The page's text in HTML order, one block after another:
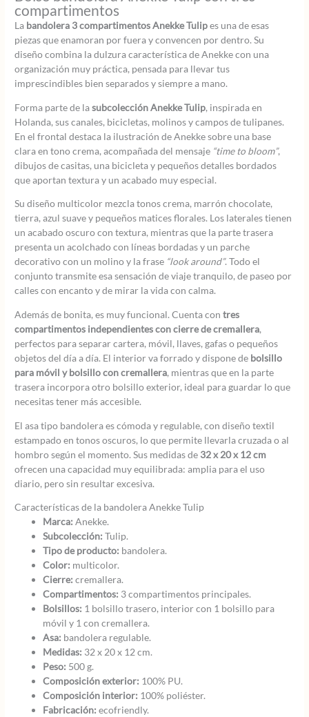
compartimentos
La bandolera 3 compartimentos Anekke Tulipes una de esas
piezas que enamoran por fuera y convencen por dentro. Su
diseño combina la dulzura característica de Anekke con una
organización muy práctica, pensada para llevar tus
imprescindibles bien separados y siempre a mano.
Forma parte de lasubcolección Anekke Tulip, inspirada en
Holanda, sus canales, bicicletas, molinos y campos de tulipanes.
En el frontal destaca la ilustración de Anekke sobre una base
clara en tono crema, acompañada del mensaje “time to bloom”,
dibujos de casitas, una bicicleta y pequeños detalles bordados
que aportan textura y un acabado muy especial.
Su diseño multicolor mezcla tonos crema, marrón chocolate,
tierra, azul suave y pequeños matices florales. Los laterales tienen
un acabado oscuro con textura, mientras que la parte trasera
presenta un acolchado con líneas bordadas y un parche
decorativo con un molino y la frase “look around”. Todo el
conjunto transmite esa sensación de viaje tranquilo, de paseo por
calles con encanto y de mirar la vida con calma.
Además de bonita, es muy funcional. Cuenta contres
compartimentos independientes con cierre de cremallera,
perfectos para separar cartera, móvil, llaves, gafas o pequeños
objetos del día a día. El interior va forrado y dispone de bolsillo
para móvil y bolsillo con cremallera, mientras que en la parte
trasera incorpora otro bolsillo exterior, ideal para guardar lo que
necesitas tener más accesible.
El asa tipo bandolera es cómoda y regulable, con diseño textil
estampado en tonos oscuros, lo que permite llevarla cruzada o al
hombro según el momento. Sus medidas de 32 x 20 x 12 cm
ofrecen una capacidad muy equilibrada: amplia para el uso
diario, pero sin resultar excesiva.
Características de la bandolera Anekke Tulip
Marca: Anekke.
Subcolección: Tulip.
Tipo de producto: bandolera.
Color: multicolor.
Cierre: cremallera.
Compartimentos: 3 compartimentos principales.
Bolsillos: 1 bolsillo trasero, interior con 1 bolsillo para
móvil y 1 con cremallera.
Asa: bandolera regulable.
Medidas: 32 x 20 x 12 cm.
Peso: 500 g.
Composición exterior: 100% PU.
Composición interior: 100% poliéster.
Fabricación: ecofriendly.